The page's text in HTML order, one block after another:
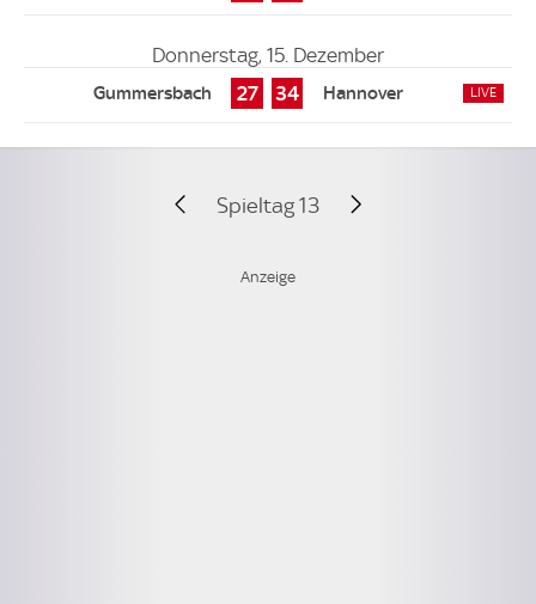
Donnerstag, 15. Dezember
27
34
Spieltag 13